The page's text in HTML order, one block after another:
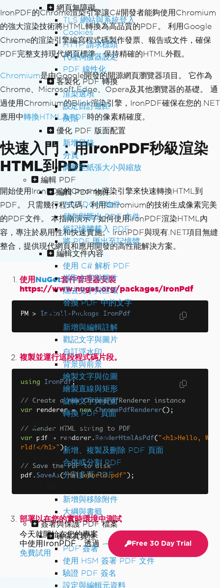
網頁無障礙
TLS 網站與系統登入
Cookies
HTTP 請求標頭
代理伺服器設定
PDF 線性化
客製化 PDF 轉換
渲染選項
設定自訂邊距
灰階
優化 PDF 版面配置
新增目錄
分頁
調整至紙張大小與縮放
編輯 PDF
編輯 PDF 物件
PDF DOM 物件
儲存與匯出 PDF 文件
從記憶體載入 PDF
將 PDF 匯出至記憶體
編輯文件內容
使用 C# 解析 PDF
擷取文字與圖片
隱去文字與區域
替換 PDF 中的文字
強化 PDF 設計
新增與編輯註解
戳記文字與圖片
自訂浮水印
背景與前景
繪製文字與位圖
繪製直線與矩形
旋轉文字與頁面
轉換 PDF 頁面
整理 PDF 檔案
編輯 PDF 結構
新增、複製及刪除 PDF 頁面
合併或分割 PDF
分割多頁 PDF
新增與移除附件
大綱與書籤
簽署與保護 PDF 檔案
確保真實性
PDF 簽署
使用 HSM 簽署 PDF 文件
驗證 PDF 簽名
設定與編輯元資料
IronPDF的Chrome渲染引擎讓C#開發者能夠使用Chromium
的強大渲染技術將HTML轉換為高品質的PDF。 利用Google
Chrome的渲染引擎編寫程式碼製作發票、報告或文件，確保
PDF完整支持現代網頁標準，保持精確的HTML外觀。
Chromium是由Google開發的開源網頁瀏覽器項目。 它作為
Chrome、Microsoft Edge、Opera及其他瀏覽器的基礎。 通
過使用Chromium的Blink渲染引擎，IronPDF確保在您的.NET
應用中轉換HTML為PDF時的像素精確度。
快速入門：用IronPDF秒級渲染
HTML到PDF
開始使用IronPDF的Chrome渲染引擎來快速轉換HTML到
PDF。 只需幾行程式碼，利用Chromium的技術生成像素完美
的PDF文件。 本指南演示了如何使用IronPDF渲染HTML內
容，專注於易用性和快速實施。 IronPDF與現有.NET項目無縫
整合，提供現代網頁和應用開發的高性能解決方案。
使用 NuGet套件管理器安裝
https://www.nuget.org/packages/IronPdf
PM > Install- Package IronPdf
複製並運行這段程式碼片段。
using IronPdf ;
// Create a new ChromePdfRenderer instance
var renderer = new ChromePdfRenderer();
// Render HTML string to PDF
var pdf = renderer . RenderHtmlAsPdf( "<h1>Hello, Wo
rld!</h1>" );
// Save the PDF to disk
pdf . SaveAs("HelloWorld.pdf" );
部署以在您的實時環境中測試
今天就開始在您的專案
中使用IronPDF，透過
免費試用
Free 30 Day Trial